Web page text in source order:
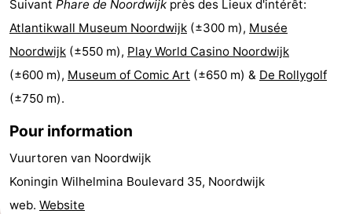
Schoorlse
Duinen
Bergen
aan
Zee
-
Bergen
-
Alkmaar
-
Egmond
aan
Zee
-
Noordhollands
duinreservaat
-
Wijk
-
Suivant Phare de Noordwijk près des Lieux d'intérêt:
Atlantikwall Museum Noordwijk (±300 m), Musée
Noordwijk (±550 m), Play World Casino Noordwijk
(±600 m), Museum of Comic Art (±650 m) & De Rollygolf
(±750 m).
Pour information
Vuurtoren van Noordwijk
Koningin Wilhelmina Boulevard 35, Noordwijk
web. Website